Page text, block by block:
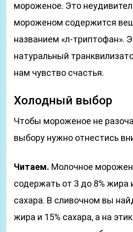
мороженое. Это
мороженом содержится
названием «л-триптофан».
натуральный
нам чувство счастья.
Холодный выбор
Чтобы мороженое не
выбору нужно отнестись
Читаем. Молочное
содержать от 3 до 8% жира
сахара. В сливочном вы
жира и 15% сахара, а на